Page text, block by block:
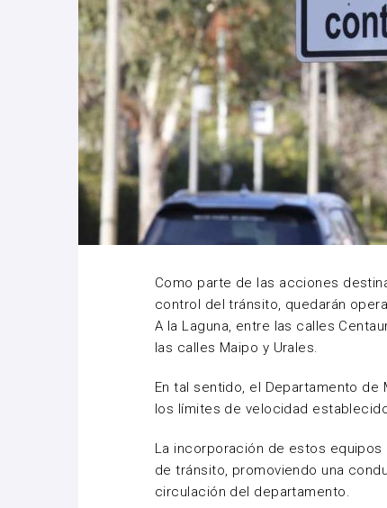
Como parte de las acciones
control del tránsito, quedarán
A la Laguna, entre las calles
las calles Maipo y Urales.
En tal sentido, el Departamento
los límites de velocidad
La incorporación de estos
de tránsito, promoviendo una
circulación del departamento.